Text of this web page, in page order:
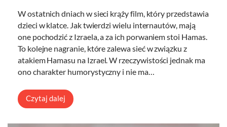
W ostatnich dniach w sieci krąży film, który przedstawia
dzieci w klatce. Jak twierdzi wielu internautów, mają
one pochodzić z Izraela, a za ich porwaniem stoi Hamas.
To kolejne nagranie, które zalewa sieć w związku z
atakiem Hamasu na Izrael. W rzeczywistości jednak ma
ono charakter humorystyczny i nie ma…
Czytaj dalej